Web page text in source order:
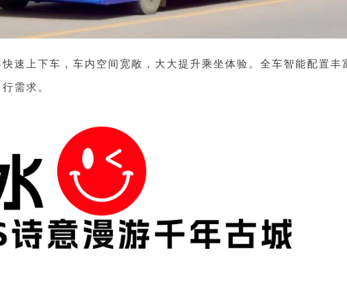
速上下车，车内空间宽敞，大大提升乘坐体验。全车智能配置丰
需求。